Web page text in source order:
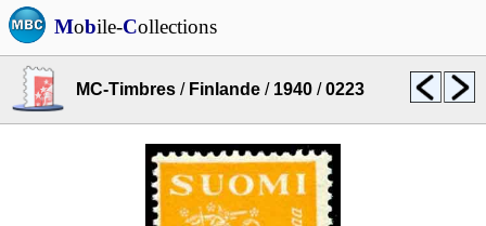
Mobile-Collections
MC-Timbres / Finlande / 1940 /0223